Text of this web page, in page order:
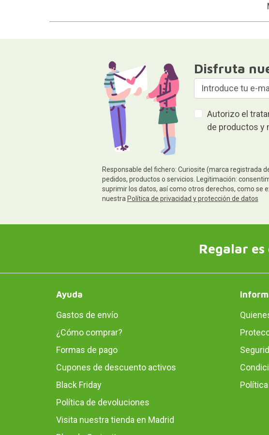
Disfruta
Autorizo el
de productos y
Responsable del fichero: Curiosite (marca registrada
pedidos, productos o servicios. Legitimación:
suprimir los datos, así como otros derechos, como se
nuestra Política de privacidad y protección de datos
Regalar
Ayuda
Gastos de envío
¿Cómo comprar?
Formas de pago
Cupones de descuento activos
Black Friday
Política de devoluciones
Visita nuestra tienda en Madrid